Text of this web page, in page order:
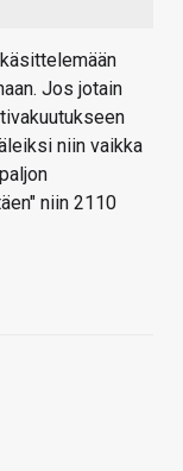
Jos jotain
niin vaikka
niin 2110